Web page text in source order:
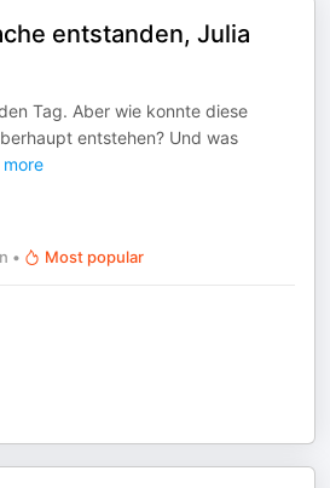
entstanden, Julia
Tag. Aber wie konnte diese
entstehen? Und was
more
• Most popular